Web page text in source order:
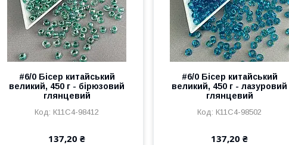
#6/0 Бісер китайський
великий, 450 г - бірюзовий
глянцевий
К11С4-98412
137,20 ₴
#6/0 Бісер китайський
великий, 450 г - лазуровий
глянцевий
К11С4-98502
137,20 ₴